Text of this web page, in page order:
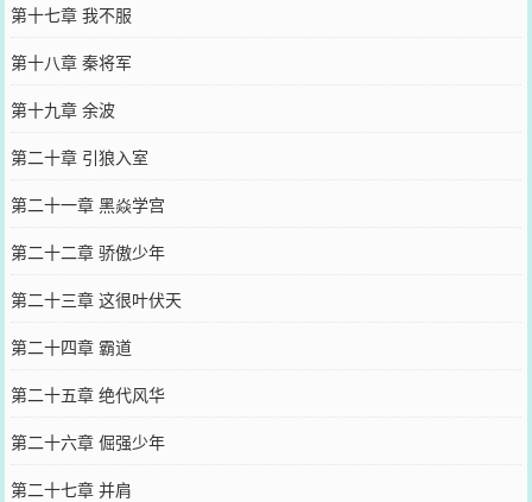
第十七章 我不服
第十八章 秦将军
第十九章 余波
第二十章 引狼入室
第二十一章 黑焱学宫
第二十二章 骄傲少年
第二十三章 这很叶伏天
第二十四章 霸道
第二十五章 绝代风华
第二十六章 倔强少年
第二十七章 并肩